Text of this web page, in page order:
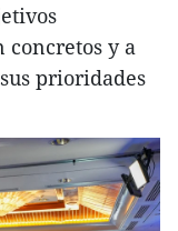
concretos y a
prioridades